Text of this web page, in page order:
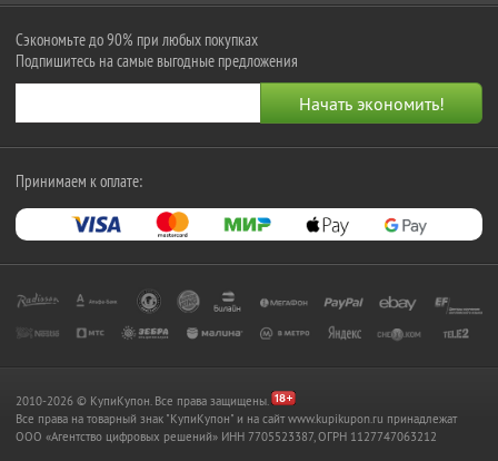
Сэкономьте до 90% при любых покупках
Подпишитесь на самые выгодные предложения
Принимаем к оплате:
2010-2026 © КупиКупон. Все права защищены.
Все права на товарный знак "КупиКупон" и на сайт www.kupikupon.ru принадлежат
OOO «Агентство цифровых решений» ИНН 7705523387, ОГРН 1127747063212